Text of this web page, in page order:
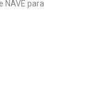
NAVE para